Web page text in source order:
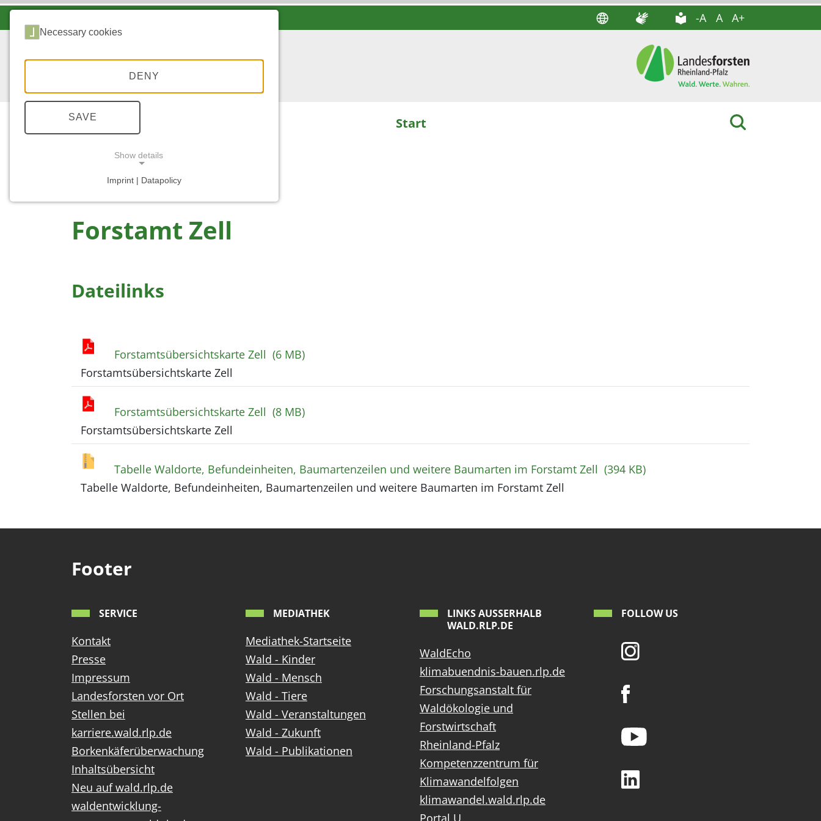
-A A A+
Start
... ZELL
Forstamt Zell
Dateilinks
Forstamtsübersichtskarte Zell (6 MB)
Forstamtsübersichtskarte Zell
Forstamtsübersichtskarte Zell (8 MB)
Forstamtsübersichtskarte Zell
Tabelle Waldorte, Befundeinheiten, Baumartenzeilen und weitere Baumarten im Forstamt Zell (394 KB)
Tabelle Waldorte, Befundeinheiten, Baumartenzeilen und weitere Baumarten im Forstamt Zell
Footer
SERVICE
Kontakt
Presse
Impressum
Landesforsten vor Ort
Stellen bei
karriere.wald.rlp.de
Borkenkäferüberwachung
Inhaltsübersicht
Neu auf wald.rlp.de
waldentwicklung-
MEDIATHEK
Mediathek-Startseite
Wald - Kinder
Wald - Mensch
Wald - Tiere
Wald - Veranstaltungen
Wald - Zukunft
Wald - Publikationen
LINKS AUSSERHALB W
ALD.RLP.DE
WaldEcho
klimabuendnis-bauen.rlp.de
Forschungsanstalt für
Waldökologie und
Forstwirtschaft
Rheinland-Pfalz
Kompetenzzentrum für
Klimawandelfolgen
klimawandel.wald.rlp.de
Portal U
FOLLOW US
Necessary cookies
DENY
SAVE
Show details
Imprint | Datapolicy